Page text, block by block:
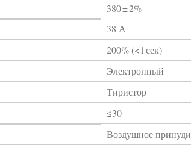
380 ± 2%
38 А
200% (<1 сек)
Электронный
Тиристор
≤30
Воздушное